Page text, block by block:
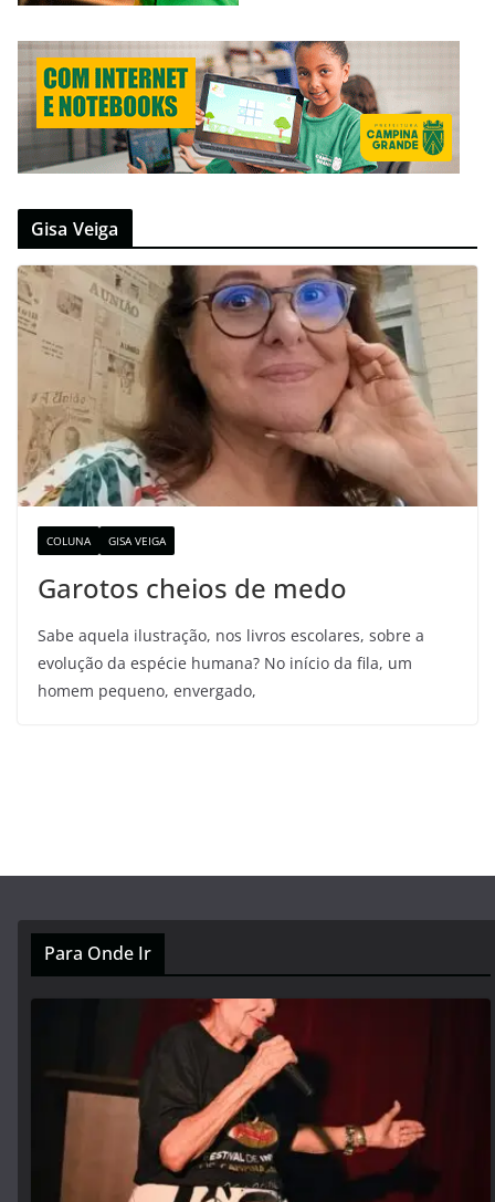
Gisa Veiga
COLUNA GISA VEIGA
Garotos cheios de medo
Sabe aquela ilustração, nos livros escolares, sobre a
evolução da espécie humana? No início da fila, um
homem pequeno, envergado,
Para Onde Ir